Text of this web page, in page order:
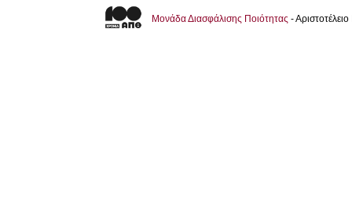
Μονάδα Διασφάλισης Ποιότητας -